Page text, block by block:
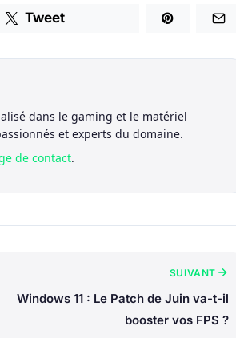
Tweet
dans le gaming et le matériel
et experts du domaine.
de contact.
SUIVANT
Windows 11 : Le Patch de Juin va-t-il
booster vos FPS ?